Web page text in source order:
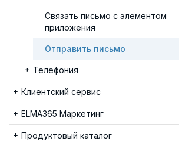
Связать письмо с элементом
приложения
Отправить письмо
Телефония
Клиентский сервис
ELMA365 Маркетинг
Продуктовый каталог